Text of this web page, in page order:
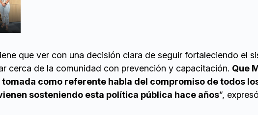
que ver con una decisión clara de seguir fortaleciendo el
cerca de la comunidad con prevención y capacitación. Que
tomada como referente habla del compromiso de todos
sosteniendo esta política pública hace años”,